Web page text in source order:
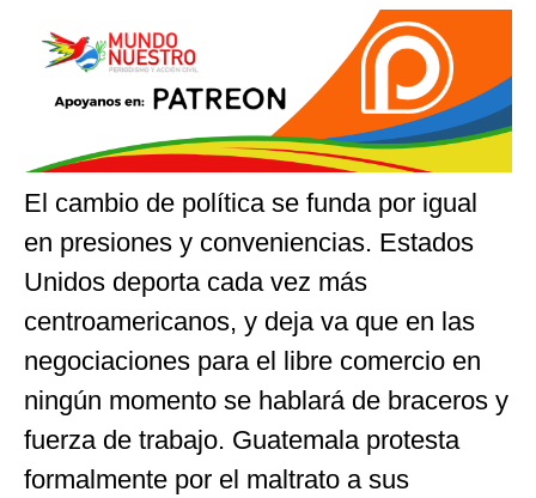
El cambio de política se funda por igual
en presiones y conveniencias. Estados
Unidos deporta cada vez más
centroamericanos, y deja va que en las
negociaciones para el libre comercio en
ningún momento se hablará de braceros y
fuerza de trabajo. Guatemala protesta
formalmente por el maltrato a sus